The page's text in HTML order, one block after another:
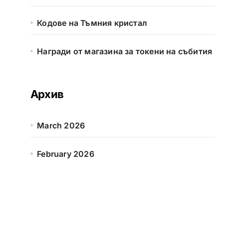
Кодове на Тъмния кристал
Награди от магазина за токени на събития
Архив
March 2026
February 2026